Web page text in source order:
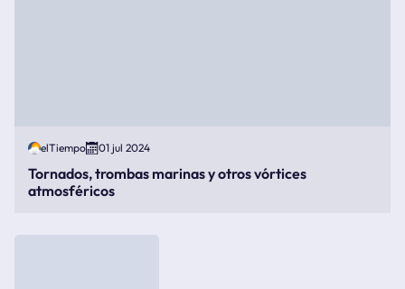
elTiempo 01 jul 2024
Tornados, trombas marinas y otros vórtices
atmosféricos